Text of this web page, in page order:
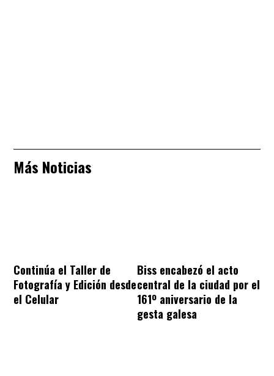
Más Noticias
Continúa el Taller de
Fotografía y Edición desde
el Celular
Biss encabezó el acto
central de la ciudad por el
161º aniversario de la
gesta galesa